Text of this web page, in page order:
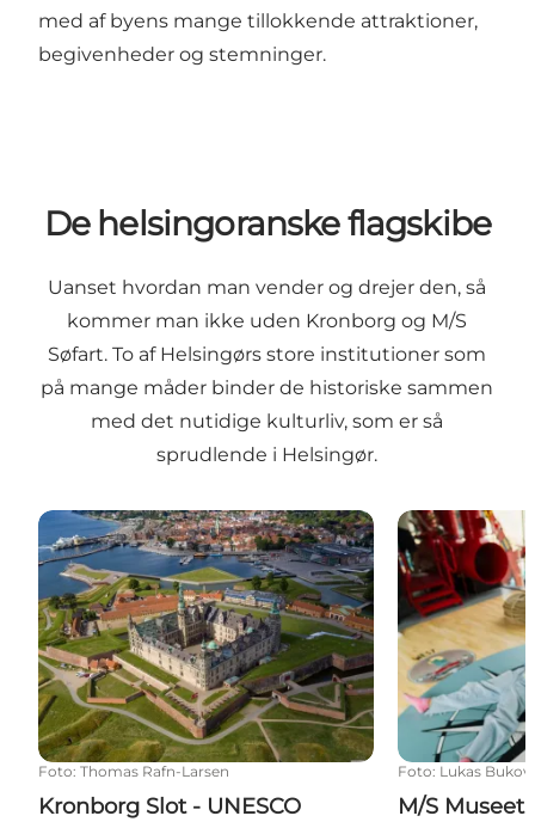
med af byens mange tillokkende attraktioner,
begivenheder og stemninger.
De helsingoranske flagskibe
Uanset hvordan man vender og drejer den, så
kommer man ikke uden Kronborg og M/S
Søfart. To af Helsingørs store institutioner som
på mange måder binder de historiske sammen
med det nutidige kulturliv, som er så
sprudlende i Helsingør.
Kronborg Slot - UNESCO verdensarv
Foto: Thomas Rafn-Larsen
Kronborg Slot - UNESCO
M/S Museet
Foto: Lukas
M/S Museet